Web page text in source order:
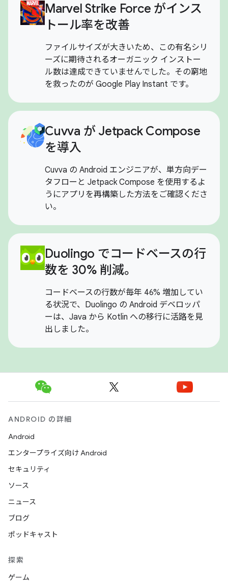
Marvel Strike Force がインス
トール率を改善
ファイルサイズが大きいため、この有名シリ
ーズに期待されるオーガニック インストー
ル数は達成できていませんでした。その窮地
を救ったのが Google Play Instant です。
Cuvva が Jetpack Compose
を導入
Cuvva の Android エンジニアが、単方向デー
タフローと Jetpack Compose を使用するよ
うにアプリを再構築した方法をご確認くださ
い。
Duolingo でコードベースの行
数を 30% 削減。
コードベースの行数が毎年 46% 増加してい
る状況で、Duolingo の Android デベロッパ
ーは、Java から Kotlin への移行に活路を見
出しました。
ANDROID の詳細
Android
エンタープライズ向け Android
セキュリティ
ソース
ニュース
ブログ
ポッドキャスト
探索
ゲーム